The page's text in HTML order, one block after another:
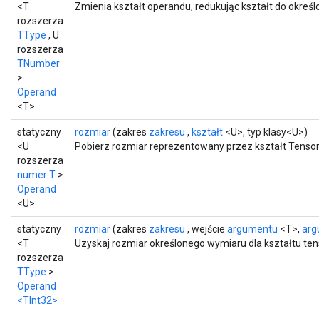
<T
rozszerza
TType , U
rozszerza
TNumber
>
Operand
<T>
Zmienia kształt operandu, redukując kształt do
statyczny
<U
rozszerza
numer T >
Operand
<U>
rozmiar(zakres zakresu , kształt <U>, typ klasy<U>)
Pobierz rozmiar reprezentowany przez kształt
statyczny
<T
rozszerza
TType >
Operand
<TInt32>
rozmiar(zakres zakresu , wejście argumentu <T>,
Uzyskaj rozmiar określonego wymiaru dla kształtu